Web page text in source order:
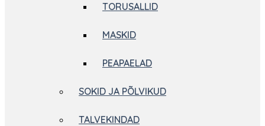
TORUSALLID
MASKID
PEAPAELAD
SOKID JA PÕLVIKUD
TALVEKINDAD